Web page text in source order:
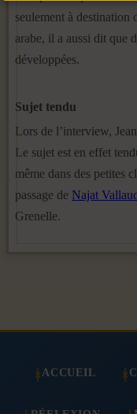
seulement à destination
arabe, il a aussi dit que
développées.
Sujet tendu
Lors de l’interview,
Le sujet est en effet
même dans des petites
passage de Najat
Grenelle.
ACCUEIL